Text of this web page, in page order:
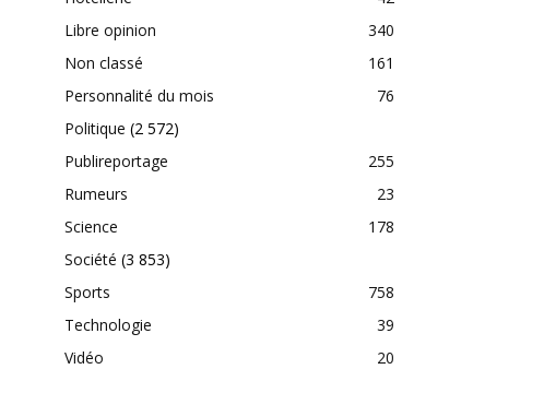
Libre opinion
340
Non classé
161
Personnalité du mois
76
Politique (2 572)
Publireportage
255
Rumeurs
23
Science
178
Société (3 853)
Sports
758
Technologie
39
Vidéo
20